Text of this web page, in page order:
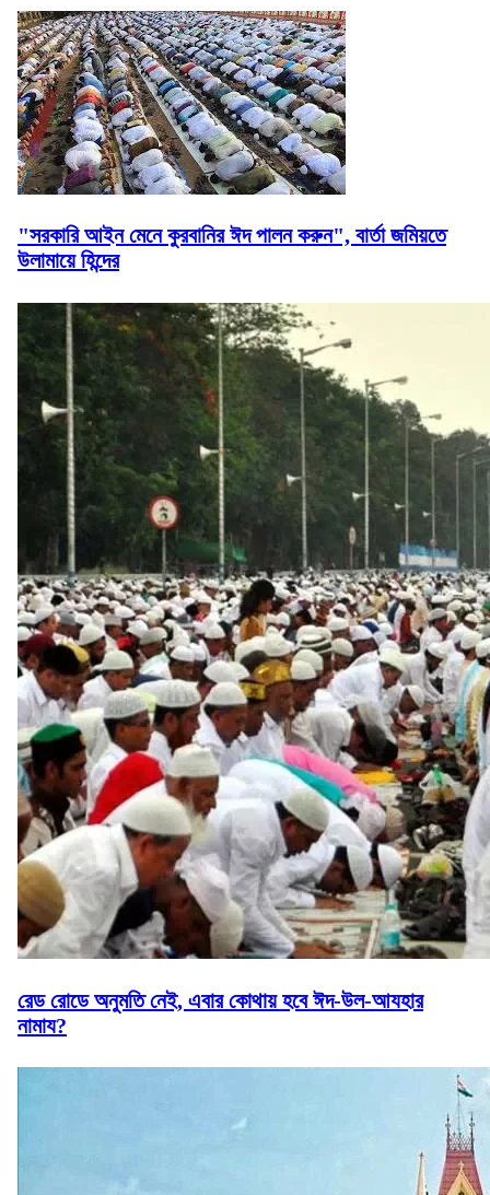
"সরকারি আইন মেনে কুরবানির ঈদ পালন করুন", বার্তা জমিয়তে
উলামায়ে হিন্দের
রেড রোডে অনুমতি নেই, এবার কোথায় হবে ঈদ-উল-আযহার
নামায?